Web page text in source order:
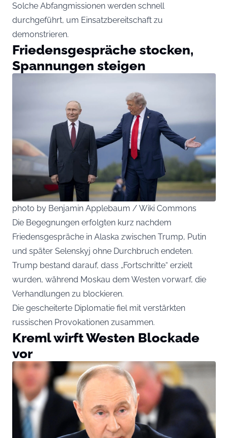
Solche Abfangmissionen werden schnell
durchgeführt, um Einsatzbereitschaft zu
demonstrieren.
Friedensgespräche stocken,
Spannungen steigen
photo by Benjamin Applebaum / Wiki Commons
Die Begegnungen erfolgten kurz nachdem
Friedensgespräche in Alaska zwischen Trump, Putin
und später Selenskyj ohne Durchbruch endeten.
Trump bestand darauf, dass „Fortschritte“ erzielt
wurden, während Moskau dem Westen vorwarf, die
Verhandlungen zu blockieren.
Die gescheiterte Diplomatie fiel mit verstärkten
russischen Provokationen zusammen.
Kreml wirft Westen Blockade
vor